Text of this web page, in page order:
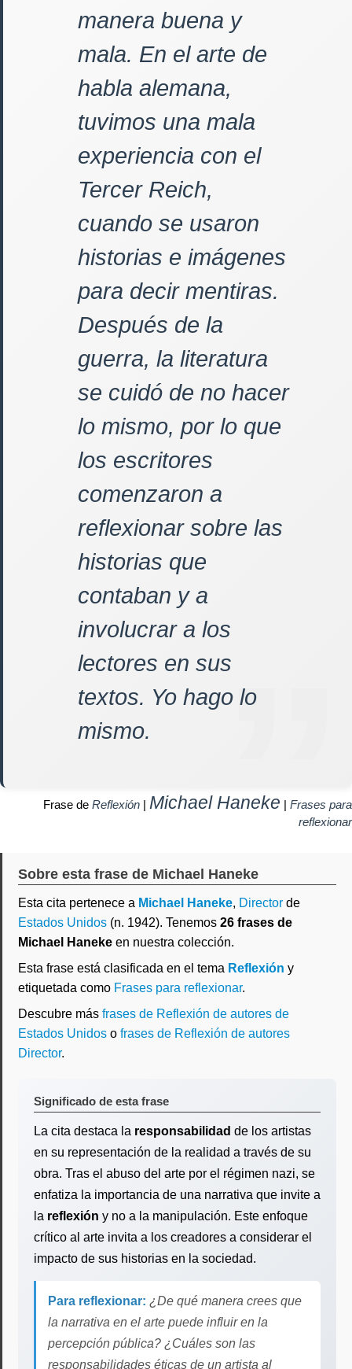
manera buena y
mala. En el arte de
habla alemana,
tuvimos una mala
experiencia con el
Tercer Reich,
cuando se usaron
historias e imágenes
para decir mentiras.
Después de la
guerra, la literatura
se cuidó de no hacer
lo mismo, por lo que
los escritores
comenzaron a
reflexionar sobre las
historias que
contaban y a
involucrar a los
lectores en sus
textos. Yo hago lo
mismo.
Frase de Reflexión | Michael Haneke | Frases para
reflexionar
Sobre esta frase de Michael Haneke
Esta cita pertenece a Michael Haneke, Director de
Estados Unidos (n. 1942). Tenemos 26 frases de
Michael Haneke en nuestra colección.
Esta frase está clasificada en el tema Reflexión y
etiquetada como Frases para reflexionar.
Descubre más frases de Reflexión de autores de
Estados Unidos o frases de Reflexión de autores
Director.
Significado de esta frase
La cita destaca la responsabilidad de los artistas
en su representación de la realidad a través de su
obra. Tras el abuso del arte por el régimen nazi, se
enfatiza la importancia de una narrativa que invite a
la reflexión y no a la manipulación. Este enfoque
crítico al arte invita a los creadores a considerar el
impacto de sus historias en la sociedad.
Para reflexionar: ¿De qué manera crees que
la narrativa en el arte puede influir en la
percepción pública? ¿Cuáles son las
responsabilidades éticas de un artista al